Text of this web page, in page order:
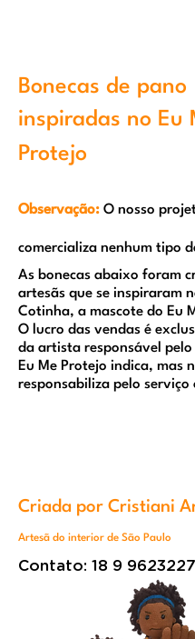
Bonecas de pano
inspiradas no Eu
Protejo
Observação: O nosso
comercializa nenhum tipo
As bonecas abaixo foram
artesãs que se inspiraram
Cotinha, a mascote do Eu
O lucro das vendas é
da artista responsável
Eu Me Protejo indica, mas
responsabiliza pelo serviço
Criada por Cristiani
Artesã do interior de São Paulo
Contato: 18 9